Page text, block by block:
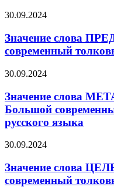
30.09.2024
Значение слова
современный
30.09.2024
Значение слова
Большой
русского языка
30.09.2024
Значение слова
современный